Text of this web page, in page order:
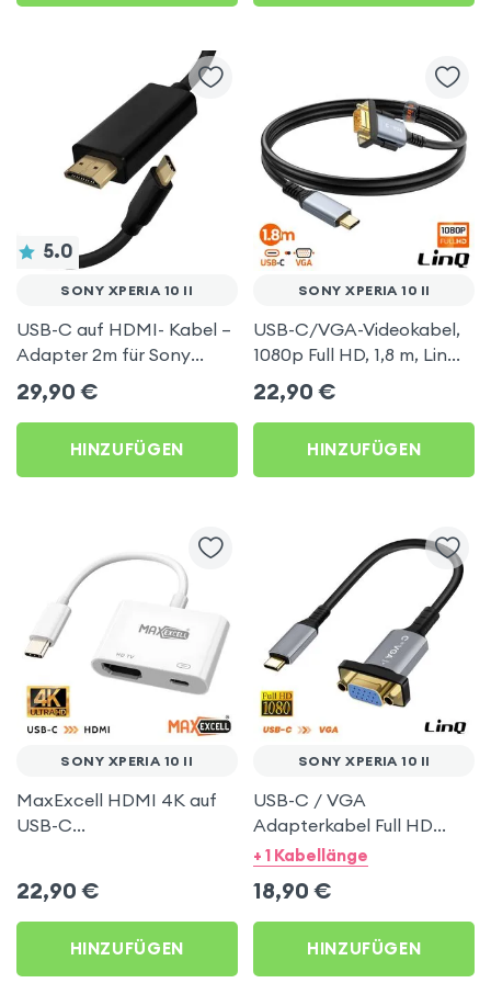
5.0
SONY XPERIA 10 II
USB-C auf HDMI- Kabel –
Adapter 2m für Sony
Xperia 10 II
29,90 €
HINZUFÜGEN
SONY XPERIA 10 II
USB-C/VGA-Videokabel,
1080p Full HD, 1,8 m, LinQ
für Sony Xperia 10 II
22,90 €
HINZUFÜGEN
SONY XPERIA 10 II
MaxExcell HDMI 4K auf
USB-C
22,90 €
HINZUFÜGEN
SONY XPERIA 10 II
USB-C / VGA
Adapterkabel Full HD
1080p 20?cm – LinQ für
+ 1 Kabellänge
18,90 €
HINZUFÜGEN